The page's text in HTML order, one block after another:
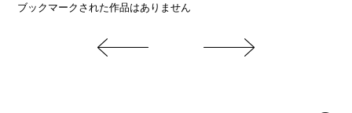
ブックマークされた作品はありません